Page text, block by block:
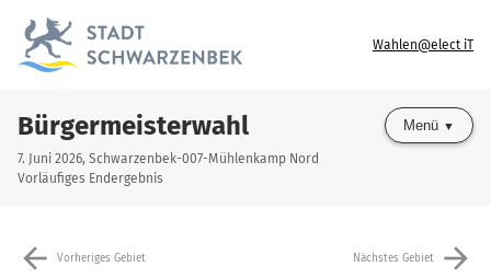
Wahlen@elect iT
Bürgermeisterwahl
7. Juni 2026, Schwarzenbek-007-Mühlenkamp Nord
Vorläufiges Endergebnis
Menü
arrow_back Vorheriges Gebiet Nächstes Gebiet arrow_forward